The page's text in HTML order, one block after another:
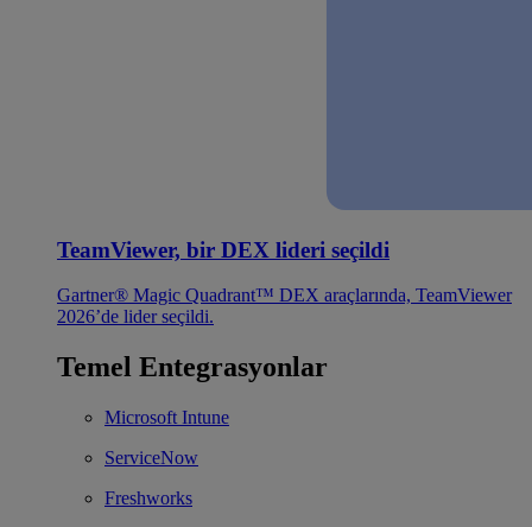
TeamViewer, bir DEX lideri seçildi
Gartner® Magic Quadrant™ DEX araçlarında, TeamViewer
2026’de lider seçildi.
Temel Entegrasyonlar
Microsoft Intune
ServiceNow
Freshworks